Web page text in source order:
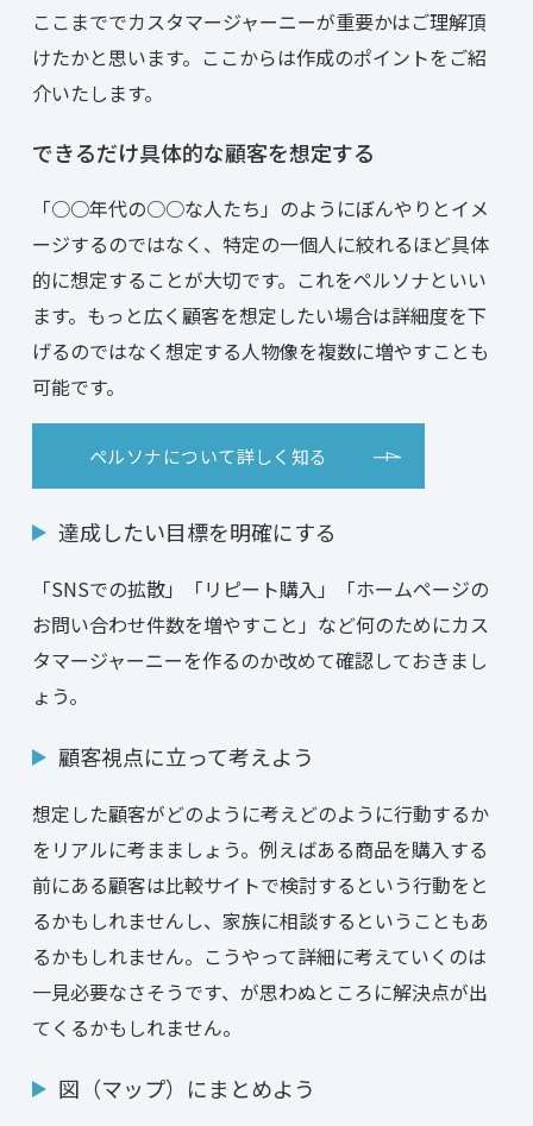
ここまででカスタマージャーニーが重要かはご理解頂
けたかと思います。ここからは作成のポイントをご紹
介いたします。
できるだけ具体的な顧客を想定する
「○○年代の○○な人たち」のようにぼんやりとイメ
ージするのではなく、特定の一個人に絞れるほど具体
的に想定することが大切です。これをペルソナといい
ます。もっと広く顧客を想定したい場合は詳細度を下
げるのではなく想定する人物像を複数に増やすことも
可能です。
ペルソナについて詳しく知る
達成したい目標を明確にする
「SNSでの拡散」「リピート購入」「ホームページの
お問い合わせ件数を増やすこと」など何のためにカス
タマージャーニーを作るのか改めて確認しておきまし
ょう。
顧客視点に立って考えよう
想定した顧客がどのように考えどのように行動するか
をリアルに考まましょう。例えばある商品を購入する
前にある顧客は比較サイトで検討するという行動をと
るかもしれませんし、家族に相談するということもあ
るかもしれません。こうやって詳細に考えていくのは
一見必要なさそうです、が思わぬところに解決点が出
てくるかもしれません。
図（マップ）にまとめよう